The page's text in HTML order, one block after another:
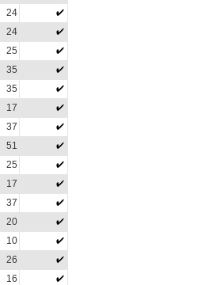
24
24
25
35
35
17
37
51
25
17
37
20
10
26
16